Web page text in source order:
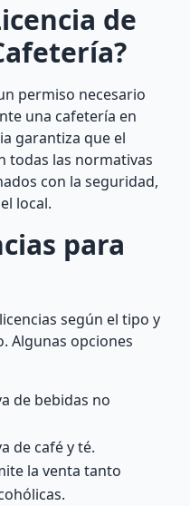
de
permiso necesario
una cafetería en
garantiza que el
todas las normativas
con la seguridad,
local.
para
según el tipo y
Algunas opciones
de bebidas no
de café y té.
la venta tanto